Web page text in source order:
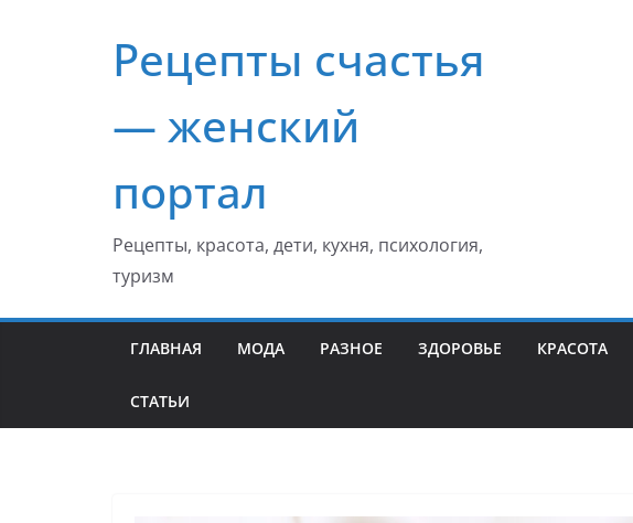
содержимомуРецепты счастья
— женский
портал
Рецепты, красота, дети, кухня, психология,
туризм
ГЛАВНАЯ МОДА РАЗНОЕ ЗДОРОВЬЕ КРАСОТА
СТАТЬИ